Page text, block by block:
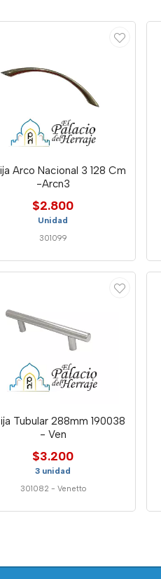
Arco Nacional 3 128 Cm
-Arcn3
$2.800
Unidad
301099
Tubular 288mm 190038
- Ven
$3.200
3 unidad
301082 - Venetto